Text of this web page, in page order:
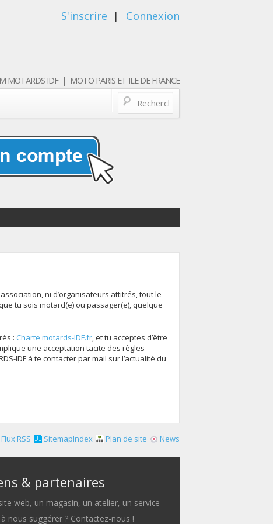
S'inscrire | Connexion
MOTARDS IDF | MOTO PARIS ET ILE DE FRANCE
ni d’organisateurs attitrés, tout le
tu sois motard(e) ou passager(e), quelque
: Charte motards-IDF.fr, et tu acceptes d’être
une acceptation tacite des règles
IDF à te contacter par mail sur l’actualité du
News
Plan de site
SitemapIndex
Flux RSS
& partenaires
web, un magasin, un atelier, un service
à nous suggérer ? Contactez-nous !